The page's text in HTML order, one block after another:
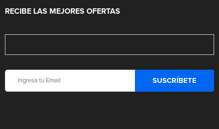
RECIBE LAS MEJORES OFERTAS